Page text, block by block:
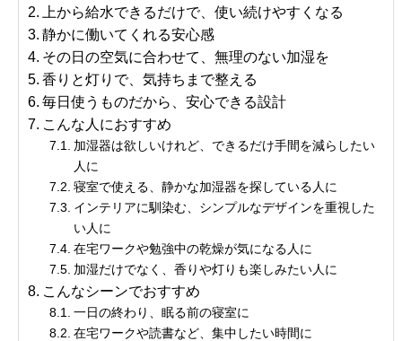
上から給水できるだけで、使い続けやすくなる
静かに働いてくれる安心感
その日の空気に合わせて、無理のない加湿を
香りと灯りで、気持ちまで整える
毎日使うものだから、安心できる設計
こんな人におすすめ
加湿器は欲しいけれど、できるだけ手間を減らしたい
人に
寝室で使える、静かな加湿器を探している人に
インテリアに馴染む、シンプルなデザインを重視した
い人に
在宅ワークや勉強中の乾燥が気になる人に
加湿だけでなく、香りや灯りも楽しみたい人に
こんなシーンでおすすめ
一日の終わり、眠る前の寝室に
在宅ワークや読書など、集中したい時間に